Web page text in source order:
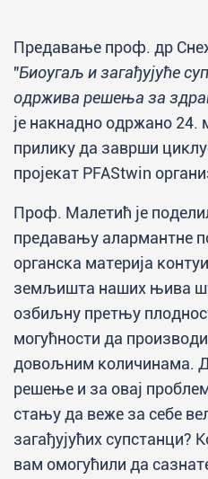
Предавање проф. др
"Биоугаљ и загађујуће
одржива решења за
је накнадно одржано 24.
прилику да заврши
пројекат PFAStwin
Проф. Малетић је
предавању алармантне
органска материја
земљишта наших њива
озбиљну претњу
могућности да
довољним количинама.
решење и за овај
стању да веже за себе
загађујућих супстанци?
вам омогућили да